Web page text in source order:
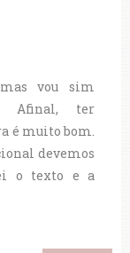
vou sim
Afinal, ter
é muito bom.
devemos
o texto e a